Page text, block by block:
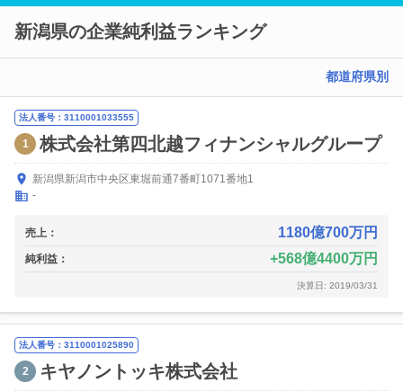
新潟県の企業純利益ランキング
都道府県別
法人番号：3110001033555
1 株式会社第四北越フィナンシャルグループ
新潟県新潟市中央区東堀前通7番町1071番地1
-
売上： 1180億700万円
純利益： 568億4400万円
決算日: 2019/03/31
法人番号：3110001025890
2 キヤノントッキ株式会社